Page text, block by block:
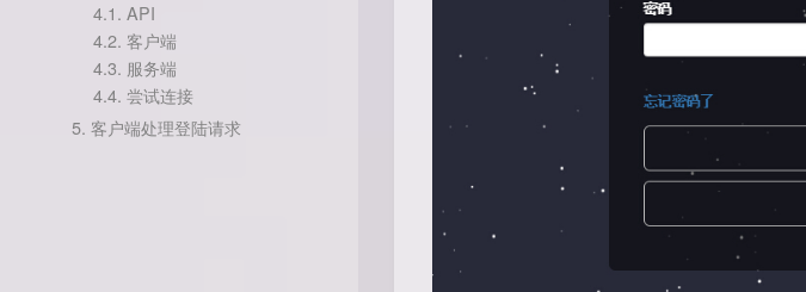
4.1. API
4.2. 客户端
4.3. 服务端
4.4. 尝试连接
5. 客户端处理登陆请求